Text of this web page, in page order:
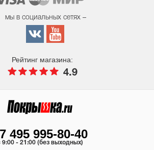
мы в социальных сетях –
Рейтинг магазина:
4.9
495 995-80-40
9:00 - 21:00 (без выходных)